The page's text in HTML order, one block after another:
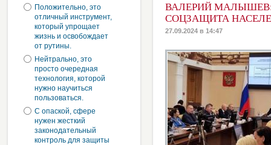
Положительно, это
отличный инструмент,
который упрощает
жизнь и освобождает
от рутины.
Нейтрально, это
просто очередная
технология, которой
нужно научиться
пользоваться.
С опаской, сфере
нужен жесткий
законодательный
контроль для защиты
ВАЛЕРИЙ МАЛЫШЕВ:
СОЦЗАЩИТА
27.09.2024 в 14:47